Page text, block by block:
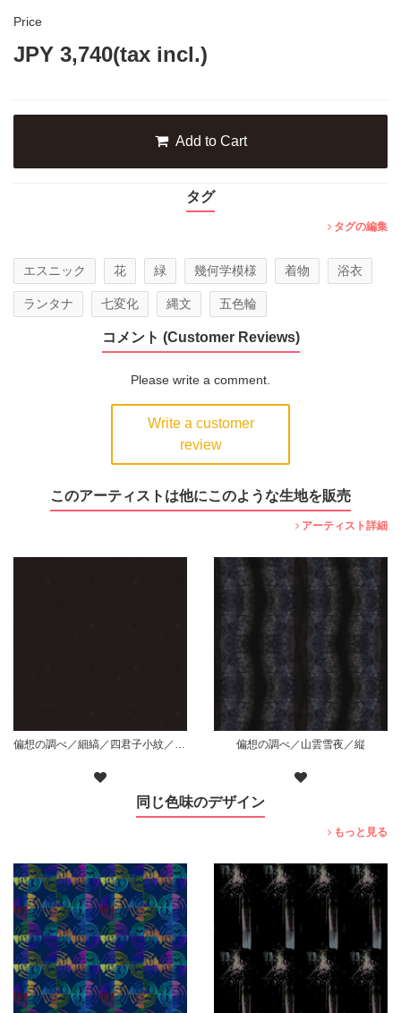
Price
JPY 3,740(tax incl.)
Add to Cart
コメント (Customer Reviews)
Please write a comment.
Write a customer
review
タグ
タグの編集
エスニック 花 緑 幾何学模様 着物 浴衣
ランタナ 七変化 縄文 五色輪
このアーティストは他にこのような生地を販売
アーティスト詳細
偏想の調べ／細縞／四君子小紋／枠無散り／黒 偏想の調べ／山雲雪夜／縦
同じ色味のデザイン
もっと見る